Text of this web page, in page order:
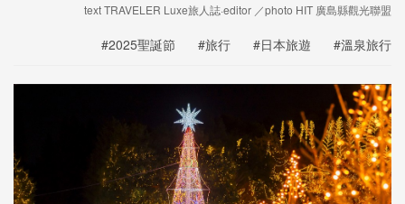
text TRAVELER Luxe旅人誌·editor ／photo HIT 廣島縣觀光聯盟
#2025聖誕節 #旅行 #日本旅遊 #溫泉旅行